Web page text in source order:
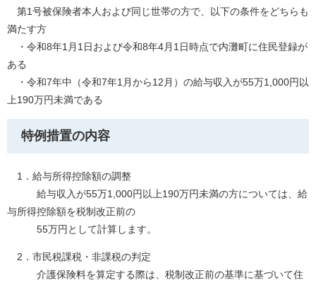
第1号被保険者本人および同じ世帯の方で、以下の条件をどちらも
満たす方
・令和8年1月1日および令和8年4月1日時点で内灘町に住民登録が
ある
・令和7年中（令和7年1月から12月）の給与収入が55万1,000円以
上190万円未満である
特例措置の内容
1．給与所得控除額の調整
給与収入が55万1,000円以上190万円未満の方については、給
与所得控除額を税制改正前の
55万円として計算します。
2．市民税課税・非課税の判定
介護保険料を算定する際は、税制改正前の基準に基づいて住